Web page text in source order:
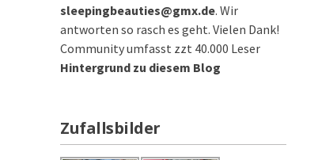
sleepingbeauties@gmx.de. Wir
antworten so rasch es geht. Vielen Dank!
Community umfasst zzt 40.000 Leser
Hintergrund zu diesem Blog
Zufallsbilder